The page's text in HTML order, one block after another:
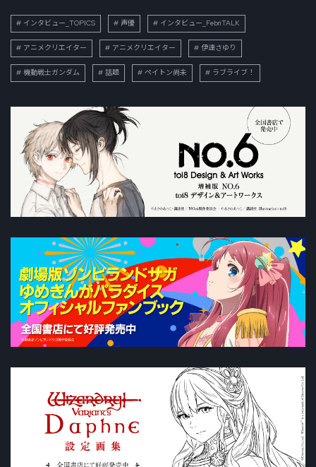
インタビュー_TOPICS 声優 インタビュー_FebriTALK
アニメクリエイター アニメクリエイター 伊達さゆり
機動戦士ガンダム 話題 ペイトン尚未 ラブライブ！